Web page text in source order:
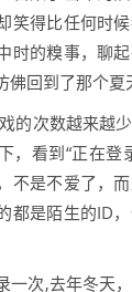
笑得比任何时
时的糗事，聊
回到了那个夏
的次数越来越
，看到“正在登
不是不爱了，
都是陌生的ID
一次,去年冬天